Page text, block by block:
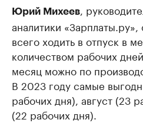
Юрий Михеев,
аналитики
всего ходить в отпуск в
количеством рабочих
месяц можно по
В 2023 году самые
рабочих дня), август (23
(22 рабочих дня).